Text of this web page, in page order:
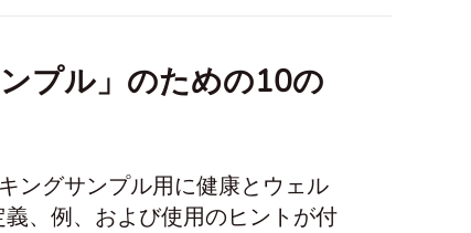
プル」のための10の
ングサンプル用に健康とウェル
、例、および使用のヒントが付